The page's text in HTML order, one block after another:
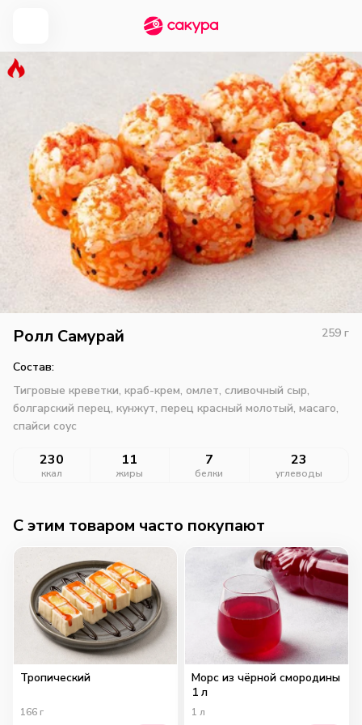
Ролл Самурай 259 г
Состав:
Тигровые креветки, краб-крем, омлет, сливочный сыр,
болгарский перец, кунжут, перец красный молотый, масаго,
спайси соус
230
ккал
11
жиры
7
белки
23
углеводы
C этим товаром часто покупают
Тропический
166 г
Морс из чёрной смородины
1 л
1 л